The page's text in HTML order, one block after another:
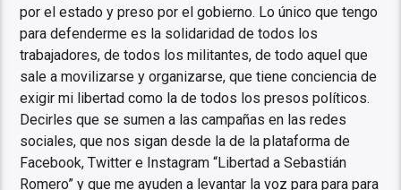
por el estado y preso por el gobierno. Lo único que tengo
para defenderme es la solidaridad de todos los
trabajadores, de todos los militantes, de todo aquel que
sale a movilizarse y organizarse, que tiene conciencia de
exigir mi libertad como la de todos los presos políticos.
Decirles que se sumen a las campañas en las redes
sociales, que nos sigan desde la de la plataforma de
Facebook, Twitter e Instagram “Libertad a Sebastián
Romero” y que me ayuden a levantar la voz para para para